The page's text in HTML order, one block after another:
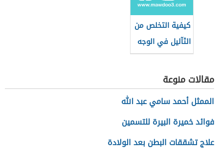
كيفية التخلص من
الثآليل في الوجه
مقالات منوعة
الممثل أحمد سامي عبد الله
فوائد خميرة البيرة للتسمين
علاج تشققات البطن بعد الولادة